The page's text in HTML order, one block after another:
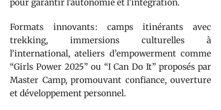
pour garantir l’autonomie et l’intégration.
Formats innovants : camps itinérants avec
trekking, immersions culturelles à
l’international, ateliers d’empowerment comme
“Girls Power 2025” ou “I Can Do It” proposés par
Master Camp, promouvant confiance, ouverture
et développement personnel.